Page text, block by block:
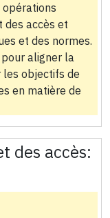
opérations
des accès et
et des normes.
aligner la
les objectifs de
en matière de
des accès: